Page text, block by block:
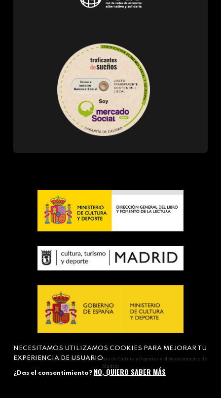
Actividad subvencionada por el Ministerio de Cultura y Deportes y el Ayuntamiento de
Madrid
NECESITAMOS UTILIZAMOS COOKIES PARA MEJORAR TU
EXPERIENCIA DE USUARIO
¿Das el consentimiento? NO, QUIERO SABER MÁS